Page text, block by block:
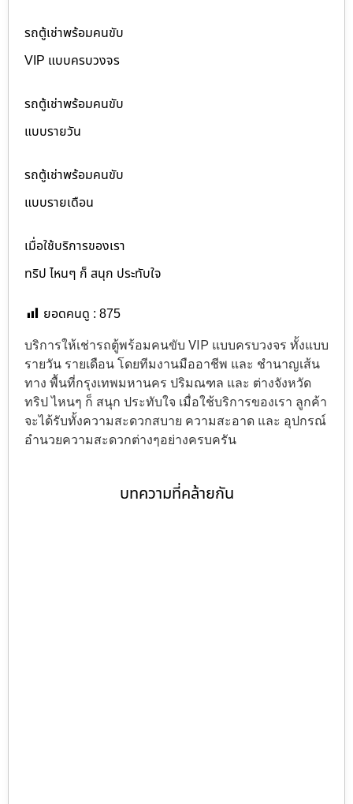
รถตู้เช่าพร้อมคนขับ
VIP แบบครบวงจร
รถตู้เช่าพร้อมคนขับ
แบบรายวัน
รถตู้เช่าพร้อมคนขับ
แบบรายเดือน
เมื่อใช้บริการของเรา
ทริป ไหนๆ ก็ สนุก ประทับใจ
ยอดคนดู : 875
บริการให้เช่ารถตู้พร้อมคนขับ VIP แบบครบวงจร ทั้งแบบ
รายวัน รายเดือน โดยทีมงานมืออาชีพ และ ชำนาญเส้น
ทาง พื้นที่กรุงเทพมหานคร ปริมณฑล และ ต่างจังหวัด
ทริป ไหนๆ ก็ สนุก ประทับใจ เมื่อใช้บริการของเรา ลูกค้า
จะได้รับทั้งความสะดวกสบาย ความสะอาด และ อุปกรณ์
อำนวยความสะดวกต่างๆอย่างครบครัน
บทความที่คล้ายกัน